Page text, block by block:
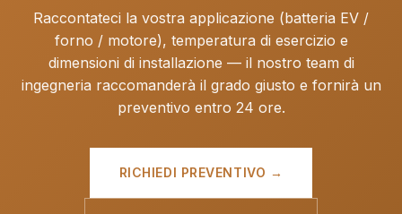
Raccontateci la vostra applicazione (batteria EV /
forno / motore), temperatura di esercizio e
dimensioni di installazione — il nostro team di
ingegneria raccomanderà il grado giusto e fornirà un
preventivo entro 24 ore.
RICHIEDI PREVENTIVO →